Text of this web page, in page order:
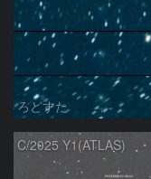
ろどすた
C/2025 Y1(ATLAS)